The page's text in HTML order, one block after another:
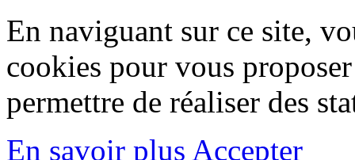
En naviguant sur ce site,
cookies pour vous
permettre de réaliser des
En savoir plus Accepter